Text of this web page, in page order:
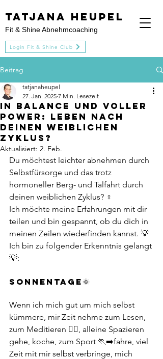
Tatjana heupel
Login Fit & Shine Club
Fit & Shine Abnehmcoaching
Beitrag
In Balance und voller
Power: Leben nach
deinen weiblichen
Zyklus?
tatjanaheupel
27. Jan. 2025 7 Min. Lesezeit
Aktualisiert: 2. Feb.
Du möchtest leichter abnehmen durch
Selbstfürsorge und das trotz
hormoneller Berg- und Talfahrt durch
deinen weiblichen Zyklus? ♀️
Ich möchte meine Erfahrungen mit dir
teilen und bin gespannt, ob du dich in
meinen Zeilen wiederfinden kannst. 💡
Ich bin zu folgender Erkenntnis gelangt
💡:
SONNENTAGE🌞
Wenn ich mich gut um mich selbst
kümmere, mir Zeit nehme zum Lesen,
zum Meditieren 🧘‍♀️, alleine Spazieren
gehe, koche, zum Sport 🏃‍➡️fahre, viel
Zeit mit mir selbst verbringe, mich